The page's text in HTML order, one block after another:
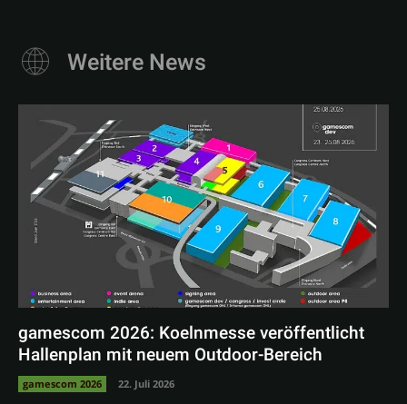
Weitere News
gamescom 2026: Koelnmesse veröffentlicht
Hallenplan mit neuem Outdoor-Bereich
gamescom 2026 22. Juli 2026